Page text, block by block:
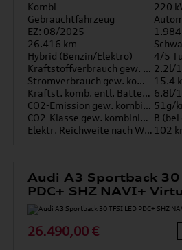
Kombi
220
Gebrauchtfahrzeug
EZ: 08/2025
1.984
26.416 km
Hybrid (Benzin/Elektro)
4/5
Kraftstoffverbrauch gew. kombiniert 2.2l/
Stromverbrauch gew. kombiniert
15.4
Kraftst. komb. entl. Batterie 6.8l/
CO2-Emission gew. kombiniert 51g/
CO2-Klasse gew. kombiniert B
Elektr. Reichweite nach WLTP* 102
Audi A3 Sportback 30
PDC+ SHZ NAVI+
26.490,00 €